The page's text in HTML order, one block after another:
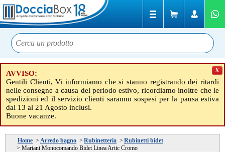
AVVISO:
Gentili Clienti, Vi informiamo che si stanno registrando dei ritardi
nelle consegne a causa del periodo estivo, ricordiamo inoltre che le
spedizioni ed il servizio clienti saranno sospesi per la pausa estiva
dal 13 al 21 Agosto inclusi.
Buone vacanze.
X
Home > Arredo bagno > Rubinetteria > Rubinetti bidet
> Mariani Monocomando Bidet Linea Artic Cromo